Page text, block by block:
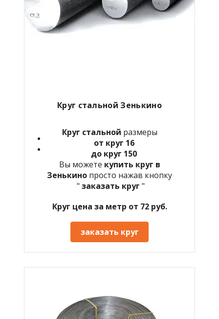
Круг стальной Зенькино
Круг стальной размеры
от круг 16
до круг 150
Вы можете купить круг в
Зенькино просто нажав кнопку
" заказать круг "
Круг цена за метр от 72 руб.
заказать круг